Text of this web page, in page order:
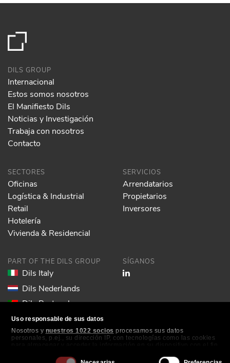
Uso responsable de sus datos
Nosotros y nuestros 1022 socios procesamos sus datos
personales, p.ej., su dirección IP, con tecnologías como las cookies
publicidad y contenido, investigación de audiencia y desarrollo de
DILS GROUP
Internacional
Estos somos nosotros
El Manifiesto Dils
Noticias y Investigación
Trabaja con nosotros
Contacto
SECTORES
Oficinas
Logística & Industrial
Retail
Hotelería
Vivienda & Residencial
SERVICIOS
Arrendatarios
Propietarios
Inversores
PART OF THE DILS GROUP
Dils Italy
Dils Nederlands
Dils Portugal
Dils Spain
Dils Lucas Fox
SÍGANOS